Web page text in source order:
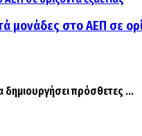
μονάδες στο ΑΕΠ σε
δημιουργήσει πρόσθετες ...